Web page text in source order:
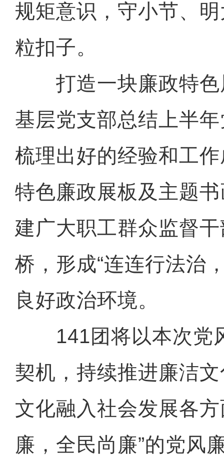
规矩意识，守小节、
粒扣子。
打造一块廉政特色
基层党支部总结上半
梳理出好的经验和工
特色廉政展板及主题
建广大职工群众监督
桥，形成“连连行法治
良好政治环境。
141团将以本次党
契机，持续推进廉洁
文化融入社会发展各
廉，全民尚廉”的党风